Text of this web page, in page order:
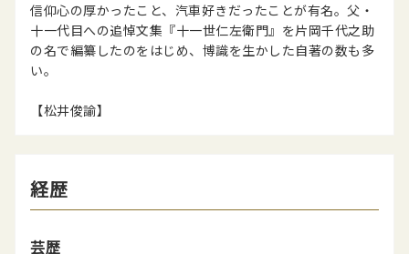
信仰心の厚かったこと、汽車好きだったことが有名。父・
十一代目への追悼文集『十一世仁左衛門』を片岡千代之助
の名で編纂したのをはじめ、博識を生かした自著の数も多
い。
【松井俊諭】
経歴
芸歴